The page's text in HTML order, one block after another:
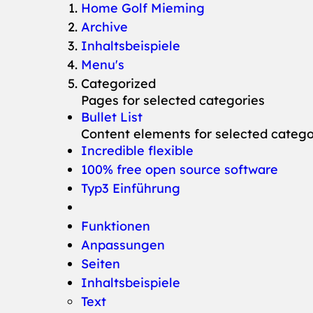
You are here:
Home Golf Mieming
Archive
Inhaltsbeispiele
Menu's
Categorized
Pages for selected categories
Bullet List
Content elements for selected
Incredible flexible
100% free open source software
Typ3 Einführung
Funktionen
Anpassungen
Seiten
Inhaltsbeispiele
Text